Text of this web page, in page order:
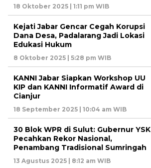
18 Oktober 2025 | 1:11 pm WIB
Kejati Jabar Gencar Cegah Korupsi
Dana Desa, Padalarang Jadi Lokasi
Edukasi Hukum
8 Oktober 2025 | 5:28 pm WIB
KANNI Jabar Siapkan Workshop UU
KIP dan KANNI Informatif Award di
Cianjur
18 September 2025 | 10:04 am WIB
30 Blok WPR di Sulut: Gubernur YSK
Pecahkan Rekor Nasional,
Penambang Tradisional Sumringah
13 Agustus 2025 | 8:12 am WIB